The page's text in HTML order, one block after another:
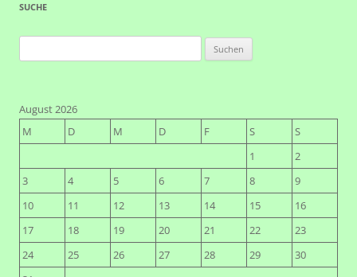
SUCHE
nach:
August 2026
M
D M D F S
S
1
2
3
4 5 6 7 8
9
10
11 12 13 14 15
16
17
18 19 20 21 22
23
24
25 26 27 28 29
30